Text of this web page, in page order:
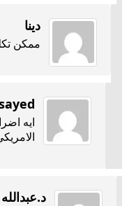
دينا
ممكن